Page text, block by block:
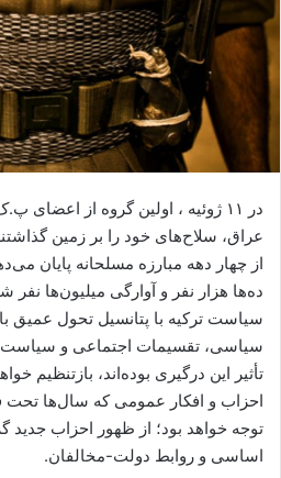
در ۱۱ ژوئیه ، اولین گروه از
عراق، سلاح‌های خود را بر زمین
از چهار دهه مبارزه مسلحانه پایان
ده‌ها هزار نفر و آوارگی میلیون‌ها نفر
سیاست ترکیه با پتانسیل تحول عمیق
سیاسی، تقسیمات اجتماعی و
تأثیر این درگیری بوده‌اند، بازتنظیم
احزاب و افکار عمومی که سال‌ها تحت
توجه خواهد بود؛ از ظهور احزاب جدید
اساسی و روابط دولت-مخالفان.